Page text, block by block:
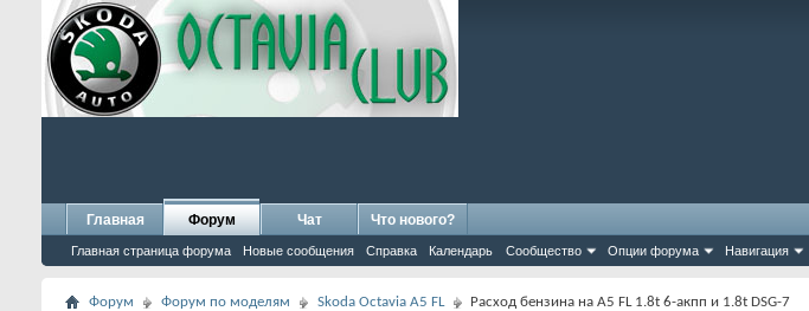
Главная Форум
Главная страница форума Новые сообщения Справка Календарь Сообщество Опции форума Навигация
Чат Что нового?
Форум Форум по моделям Skoda Octavia A5 FL Расход бензина на А5 FL 1.8t 6-акпп и 1.8t DSG-7